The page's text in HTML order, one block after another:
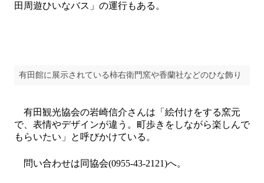
田周遊ひいなバス」の運行もある。
有田館に展示されている柿右衛門窯や香蘭社などのひな飾り
有田観光協会の岩崎信介さんは「絵付けをする窯元
で、表情やデザインが違う。町歩きをしながら楽しんで
もらいたい」と呼びかけている。
問い合わせは同協会(0955-43-2121)へ。